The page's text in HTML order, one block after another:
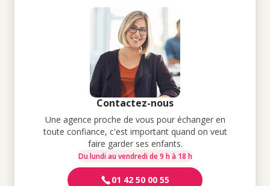
Contactez-nous
Une agence proche de vous pour échanger en
toute confiance, c'est important quand on veut
faire garder ses enfants.
Du lundi au vendredi de 9 h à 18 h
01 42 50 00 55